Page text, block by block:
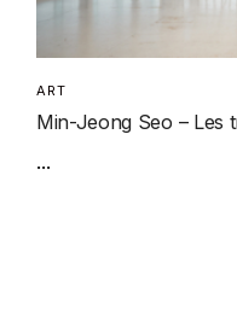
ART
Min-Jeong Seo – Les
...